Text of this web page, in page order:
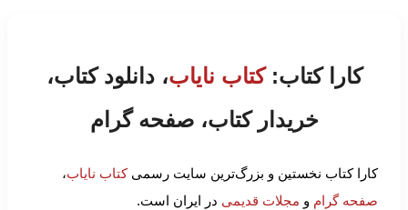
کارا کتاب:کتاب نایاب، دانلود کتاب،
خریدار کتاب، صفحه گرام
کارا کتاب نخستین و بزرگ‌ترین سایت رسمیکتاب نایاب،
صفحه گرام و مجلات قدیمی در ایران است.